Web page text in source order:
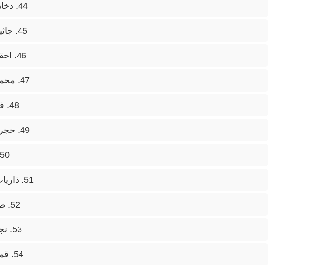
44. دخان
45. جاثیه
46. احقاف
47. محمد
48. فتح
49. حجرات
50. ق
51. ذاریات
52. طور
53. نجم
54. قمر